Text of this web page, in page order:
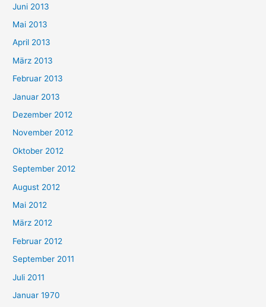
Juni 2013
Mai 2013
April 2013
März 2013
Februar 2013
Januar 2013
Dezember 2012
November 2012
Oktober 2012
September 2012
August 2012
Mai 2012
März 2012
Februar 2012
September 2011
Juli 2011
Januar 1970